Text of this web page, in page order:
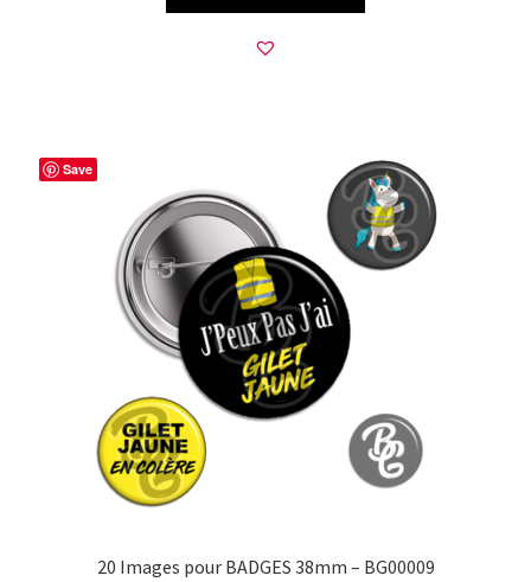
Save
20 Images pour BADGES 38mm – BG00009